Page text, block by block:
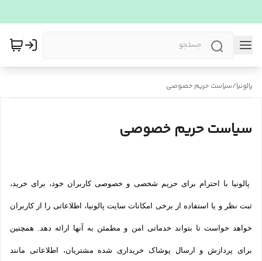
پالونیا/سیاست حریم خصوصی
سیاست حریم خصوصی
پالونیا با احترام برای حریم شخصی و خصوصی کاربران خود، برای خرید،
ثبت نظر و یا استفاده از برخی امکانات سایت پالونیا، اطلاعاتی را از کاربران
خواهد خواست تا بتواند خدماتی امن و مطمئن به آنها ارائه دهد. همچنین
برای پردازش و ارسال پوشاک خریداری شده مشتریان، اطلاعاتی مانند